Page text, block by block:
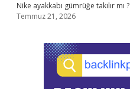
Nike ayakkabı gümrüğe takılır mı ?
Temmuz 21, 2026